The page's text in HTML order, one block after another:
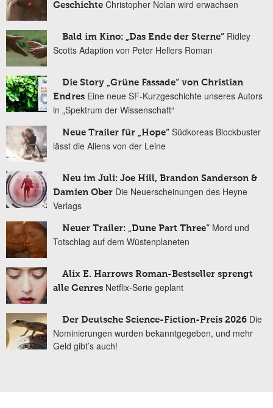
Geschichte Christopher Nolan wird erwachsen
Bald im Kino: „Das Ende der Sterne“ Ridley
Scotts Adaption von Peter Hellers Roman
Die Story „Grüne Fassade“ von Christian
Endres Eine neue SF-Kurzgeschichte unseres Autors
in „Spektrum der Wissenschaft“
Neue Trailer für „Hope“ Südkoreas Blockbuster
lässt die Aliens von der Leine
Neu im Juli: Joe Hill, Brandon Sanderson &
Damien Ober Die Neuerscheinungen des Heyne
Verlags
Neuer Trailer: „Dune Part Three“ Mord und
Totschlag auf dem Wüstenplaneten
Alix E. Harrows Roman-Bestseller sprengt
alle Genres Netflix-Serie geplant
Der Deutsche Science-Fiction-Preis 2026 Die
Nominierungen wurden bekanntgegeben, und mehr
Geld gibt’s auch!